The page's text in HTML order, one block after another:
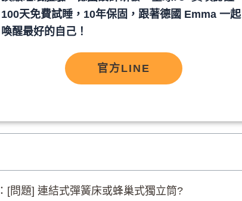
100天免費試睡，10年保固，跟著德國 Emma 一起
喚醒最好的自己！
官方LINE
[問題] 連結式彈簧床或蜂巢式獨立筒?